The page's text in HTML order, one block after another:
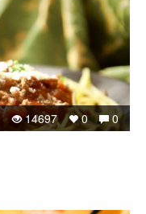
0
0
14697